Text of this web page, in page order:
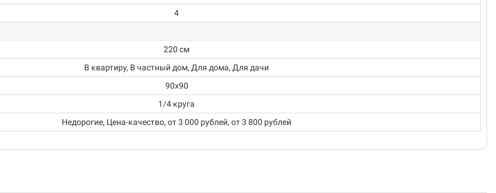
4
220 см
В квартиру, В частный дом, Для дома, Для дачи
90х90
1/4 круга
Недорогие, Цена-качество, от 3 000 рублей, от 3 800 рублей